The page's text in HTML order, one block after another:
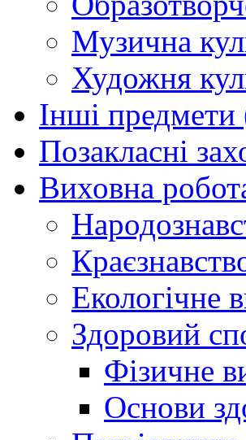
Музична
Художня
Інші
Позакласні
Виховна
Екологічне
Здоровий
Фізичне
Основи